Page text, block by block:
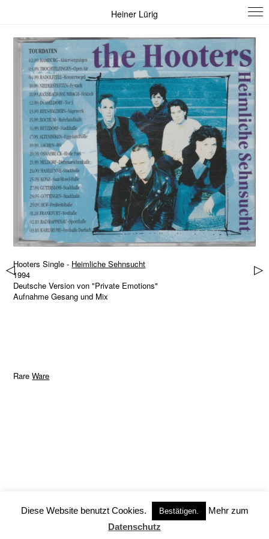
Heiner Lürig
▷ ▷
Hooters Single - Heimliche Sehnsucht
1994
Deutsche Version von "Private Emotions"
Aufnahme Gesang und Mix
RareWare
Diese Website benutzt Cookies. Bestätigen.
Mehr zum
Datenschutz